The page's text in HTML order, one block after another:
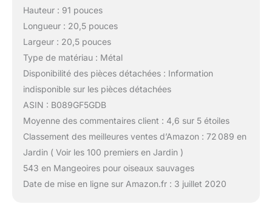
Hauteur : 91 pouces
Longueur : 20,5 pouces
Largeur : 20,5 pouces
Type de matériau : Métal
Disponibilité des pièces détachées : Information
indisponible sur les pièces détachées
ASIN : B089GF5GDB
Moyenne des commentaires client : 4,6 sur 5 étoiles
Classement des meilleures ventes d’Amazon : 72 089 en
Jardin ( Voir les 100 premiers en Jardin )
543 en Mangeoires pour oiseaux sauvages
Date de mise en ligne sur Amazon.fr : 3 juillet 2020